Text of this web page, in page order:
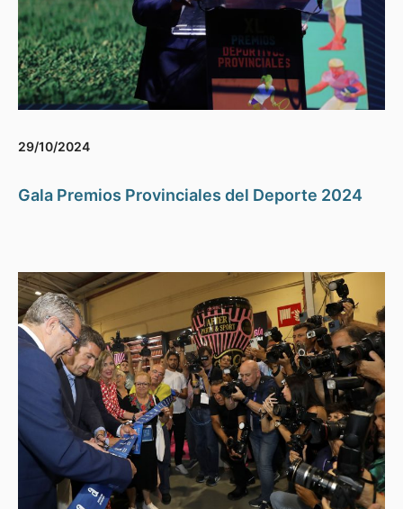
29/10/2024
Gala Premios Provinciales del Deporte 2024